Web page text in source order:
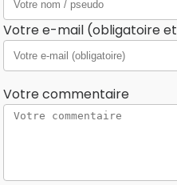
Votre e-mail (obligatoire
Votre commentaire